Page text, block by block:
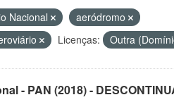
Nacional
aeródromo
Licenças: Outra
- PAN (2018) -